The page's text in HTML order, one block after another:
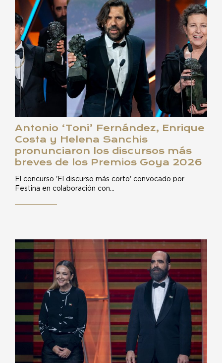
Antonio ‘Toni’ Fernández, Enrique
Costa y Helena Sanchis
pronunciaron los discursos más
breves de los Premios Goya 2026
El concurso 'El discurso más corto' convocado por
Festina en colaboración con…